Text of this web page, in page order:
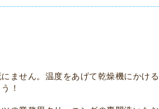
ません。温度をあげて乾燥機にかける
！